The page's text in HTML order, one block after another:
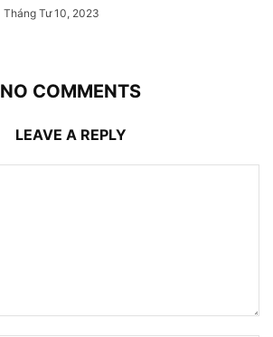
Tháng Tư 10, 2023
NO COMMENTS
LEAVE A REPLY